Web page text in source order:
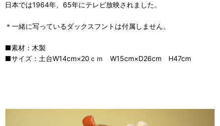
日本では1964年、65年にテレビ放映されました。
＊一緒に写っているダックスフントは付属しません。
■素材：木製
■サイズ：土台W14cm×20ｃｍ W15cm×D26cm H47cm